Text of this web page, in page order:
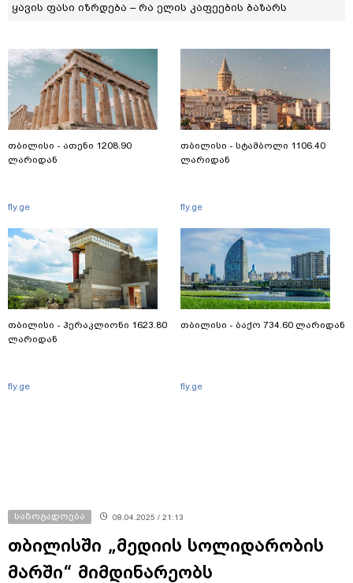
ყავის ფასი იზრდება – რა ელის კაფეების ბაზარს
თბილისი - ათენი 1208.90
ლარიდან
fly.ge
თბილისი - ჰერაკლიონი 1623.80
ლარიდან
fly.ge
თბილისი - სტამბოლი 1106.40
ლარიდან
fly.ge
თბილისი - ბაქო 734.60 ლარიდან
fly.ge
საზოგადოება 08.04.2025 / 21:13
თბილისში „მედიის სოლიდარობის
მარში“ მიმდინარეობს